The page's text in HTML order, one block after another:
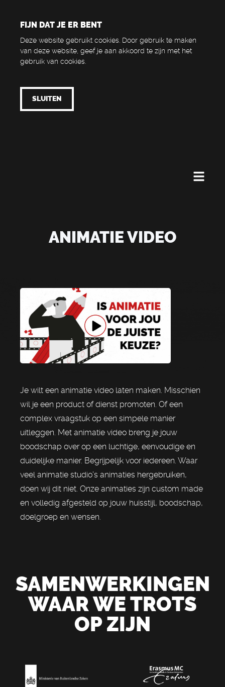
FIJN DAT JE ER BENT
Deze website gebruikt cookies. Door gebruik te maken
van deze website, geef je aan akkoord te zijn met het
gebruik van cookies.
SLUITEN
ANIMATIE VIDEO
Je wilt een animatie video laten maken. Misschien
wil je een product of dienst promoten. Of een
complex vraagstuk op een simpele manier
uitleggen. Met animatie video breng je jouw
boodschap over op een luchtige, eenvoudige en
duidelijke manier. Begrijpelijk voor iedereen. Waar
veel animatie studio's animaties hergebruiken,
doen wij dit niet. Onze animaties zijn custom made
en volledig afgesteld op jouw huisstijl, boodschap,
doelgroep en wensen.
SAMENWERKINGEN
WAAR WE TROTS
OP ZIJN